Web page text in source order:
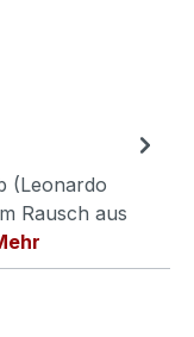
(Leonardo
Rausch aus